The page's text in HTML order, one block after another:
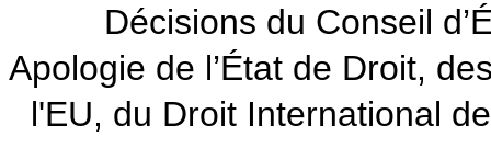
Décisions du Conseil
Apologie de l’État de Droit,
l'EU, du Droit International